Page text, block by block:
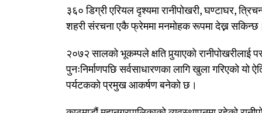
३६० डिग्री एरियल दृश्यमा रानीपोखरी, घण्टाघर,
शहरी संरचना एकै फ्रेममा मनमोहक रूपमा देख्न
२०७२ सालको भूकम्पले क्षति पुर्‍याएको रानीपोखरीलाई
पुनःनिर्माणपछि सर्वसाधारणका लागि खुला गरिएको
पर्यटकको प्रमुख आकर्षण बनेको छ।